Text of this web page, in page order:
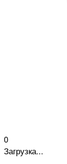
0
Загрузка...